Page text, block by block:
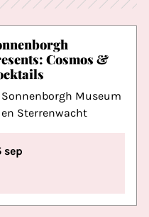
Cosmos &
Sonnenborgh Museum
en Sterrenwacht
sep